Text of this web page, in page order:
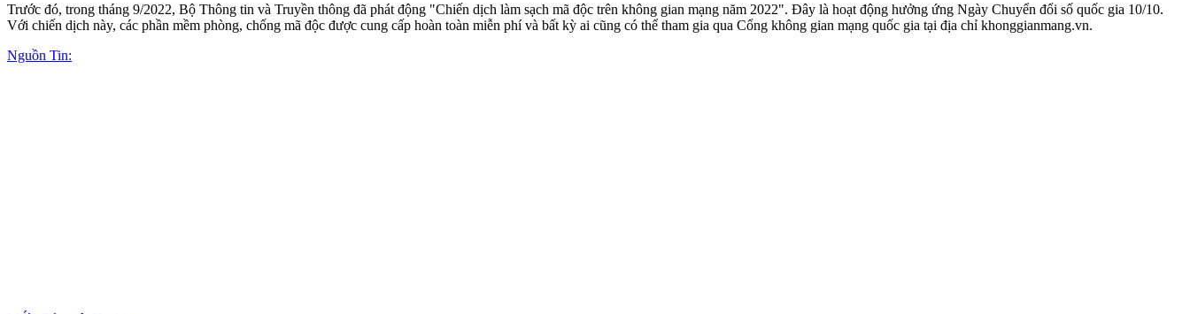
Trước đó, trong tháng 9/2022, Bộ Thông tin và Truyền thông đã phát động "Chiến dịch làm sạch mã độc trên không gian mạng năm 2022". Đây là hoạt động hưởng ứng Ngày Chuyển đổi số quốc gia 10/10.
Với chiến dịch này, các phần mềm phòng, chống mã độc được cung cấp hoàn toàn miễn phí và bất kỳ ai cũng có thể tham gia qua Cổng không gian mạng quốc gia tại địa chỉ khonggianmang.vn.
Nguồn Tin: